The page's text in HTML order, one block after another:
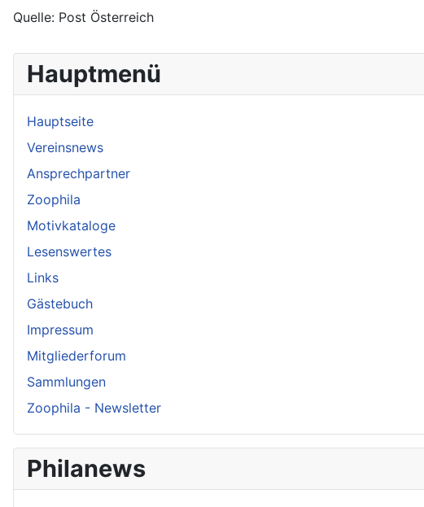
Hauptmenü
Hauptseite
Vereinsnews
Ansprechpartner
Zoophila
Motivkataloge
Lesenswertes
Links
Gästebuch
Impressum
Mitgliederforum
Sammlungen
Zoophila - Newsletter
Philanews
Quelle: Post Österreich